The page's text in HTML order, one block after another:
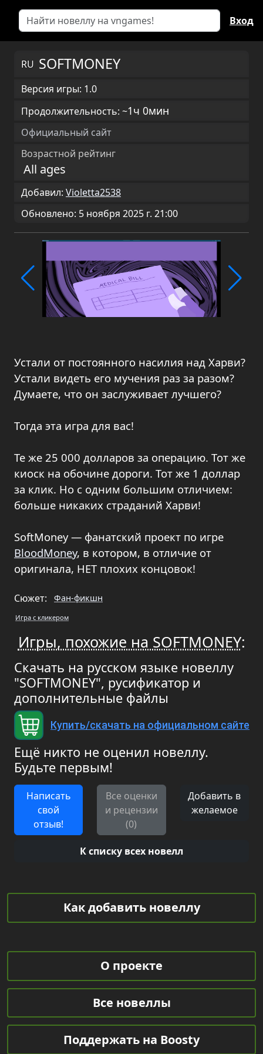
Вход
RU SOFTMONEY
Версия игры: 1.0
Продолжительность: ~1ч 0мин
Официальный сайт
Возрастной рейтинг
All ages
Добавил: Violetta2538
Обновлено: 5 ноября 2025 г. 21:00
Устали от постоянного насилия над Харви?
Устали видеть его мучения раз за разом?
Думаете, что он заслуживает лучшего?
Тогда эта игра для вас!
Те же 25 000 долларов за операцию. Тот же
киоск на обочине дороги. Тот же 1 доллар
за клик. Но с одним большим отличием:
больше никаких страданий Харви!
SoftMoney — фанатский проект по игре
BloodMoney, в котором, в отличие от
оригинала, НЕТ плохих концовок!
Сюжет: Фан-фикшн
Игра с кликером
Игры, похожие на SOFTMONEY:
Скачать на русском языке новеллу
"SOFTMONEY", русификатор и
дополнительные файлы
Купить/скачать на официальном сайте
Ещё никто не оценил новеллу.
Будьте первым!
Написать
свой
отзыв!
Все оценки
и рецензии
(0)
Добавить в
желаемое
К списку всех новелл
Как добавить новеллу
О проекте
Все новеллы
Поддержать на Boosty